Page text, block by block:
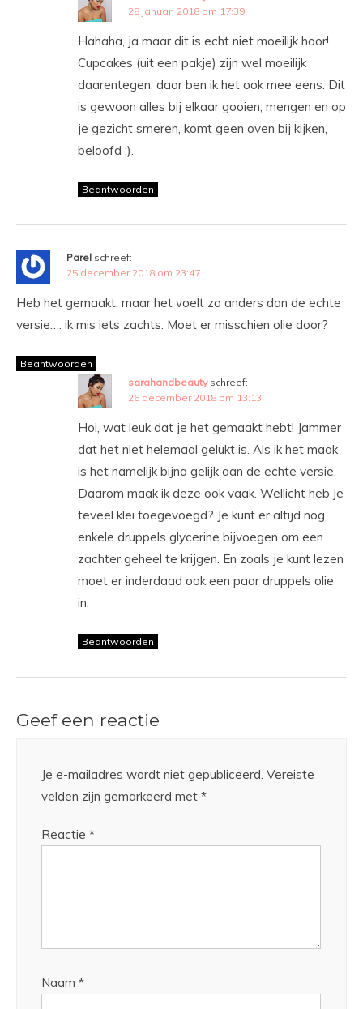
28 januari 2018 om 17:39
Hahaha, ja maar dit is echt niet moeilijk hoor!
Cupcakes (uit een pakje) zijn wel moeilijk
daarentegen, daar ben ik het ook mee eens. Dit
is gewoon alles bij elkaar gooien, mengen en op
je gezicht smeren, komt geen oven bij kijken,
beloofd ;).
Beantwoorden
Parel schreef:
25 december 2018 om 23:47
Heb het gemaakt, maar het voelt zo anders dan de echte
versie…. ik mis iets zachts. Moet er misschien olie door?
Beantwoorden
sarahandbeauty schreef:
26 december 2018 om 13:13
Hoi, wat leuk dat je het gemaakt hebt! Jammer
dat het niet helemaal gelukt is. Als ik het maak
is het namelijk bijna gelijk aan de echte versie.
Daarom maak ik deze ook vaak. Wellicht heb je
teveel klei toegevoegd? Je kunt er altijd nog
enkele druppels glycerine bijvoegen om een
zachter geheel te krijgen. En zoals je kunt lezen
moet er inderdaad ook een paar druppels olie
in.
Beantwoorden
Geef een reactie
Je e-mailadres wordt niet gepubliceerd. Vereiste
velden zijn gemarkeerd met *
Reactie *
Naam *